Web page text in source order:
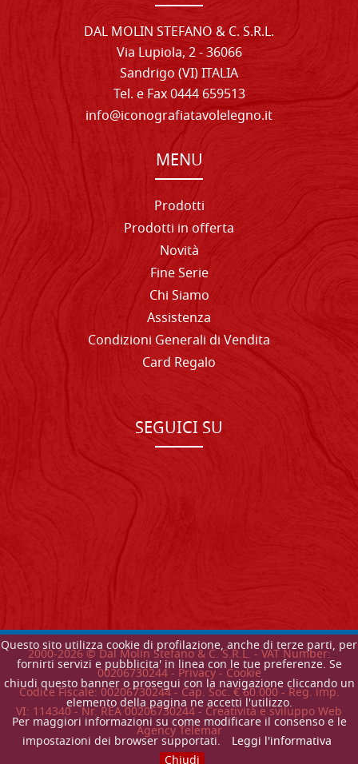
Questo sito utilizza cookie di profilazione, anche di terze parti, per
fornirti servizi e pubblicita' in linea con le tue preferenze. Se
chiudi questo banner o prosegui con la navigazione cliccando un
elemento della pagina ne accetti l'utilizzo.
Per maggiori informazioni su come modificare il consenso e le
impostazioni dei browser supportati.
Leggi l'informativa
DAL MOLIN STEFANO & C. S.R.L.
Via Lupiola, 2 - 36066
Sandrigo (VI) ITALIA
Tel. e Fax 0444 659513
info@iconografiatavolelegno.it
MENU
Prodotti
Prodotti in offerta
Novità
Fine Serie
Chi Siamo
Assistenza
Condizioni Generali di Vendita
Card Regalo
SEGUICI SU
2000-2026© Dal Molin Stefano & C. S.R.L. - VAT Number:
00206730244 - Privacy-Cookie
Codice Fiscale: 00206730244 - Cap. Soc. € 60.000 - Reg. imp.
VI: 114340 - Nr. REA 00206730244 - Creatività e sviluppo Web
Agency Telemar